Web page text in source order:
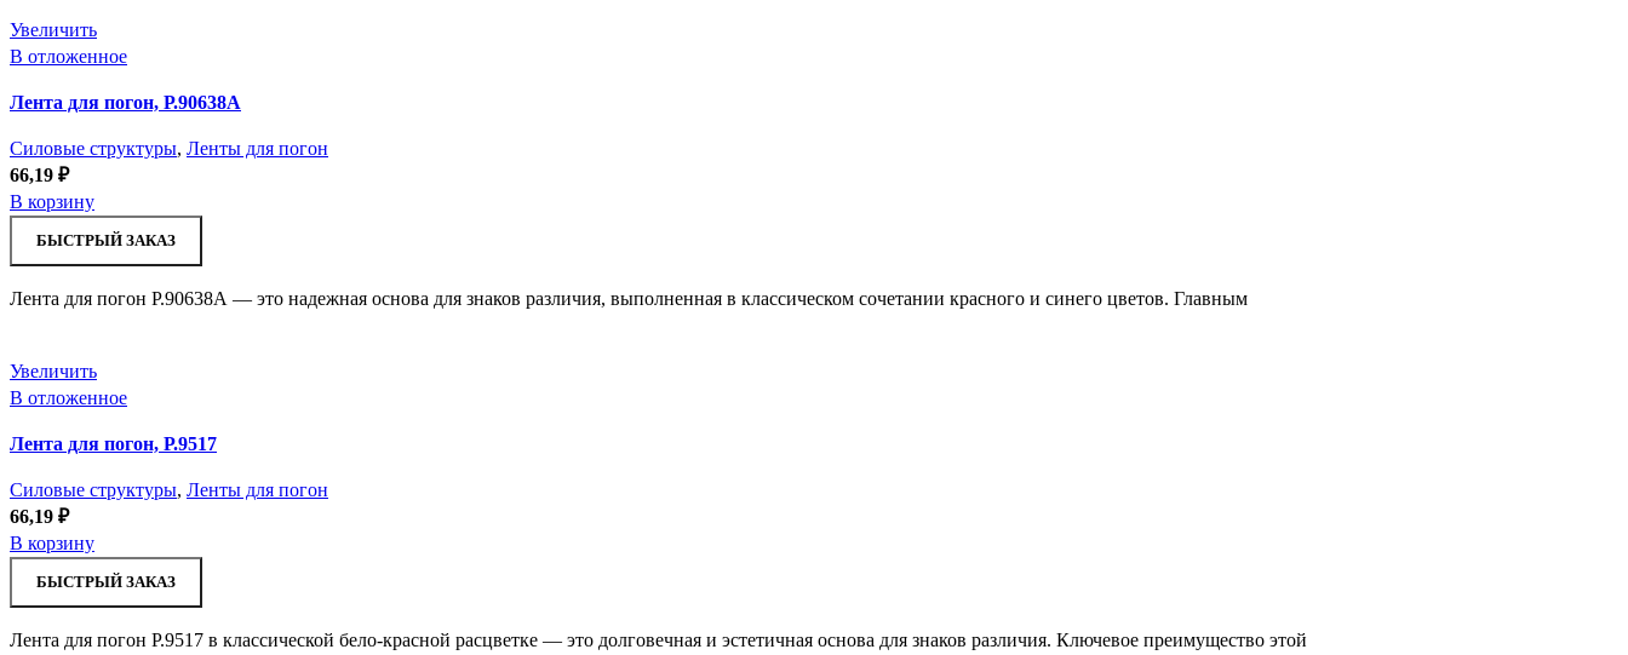
Увеличить
В отложенное
Лента для погон, Р.90638А
Силовые структуры, Ленты для погон
66,19 ₽
В корзину
БЫСТРЫЙ ЗАКАЗ
Лента для погон Р.90638А — это надежная основа для знаков различия, выполненная в классическом сочетании красного и синего цветов. Главным
Увеличить
В отложенное
Лента для погон, Р.9517
Силовые структуры, Ленты для погон
66,19 ₽
В корзину
БЫСТРЫЙ ЗАКАЗ
Лента для погон Р.9517 в классической бело-красной расцветке — это долговечная и эстетичная основа для знаков различия. Ключевое преимущество этой